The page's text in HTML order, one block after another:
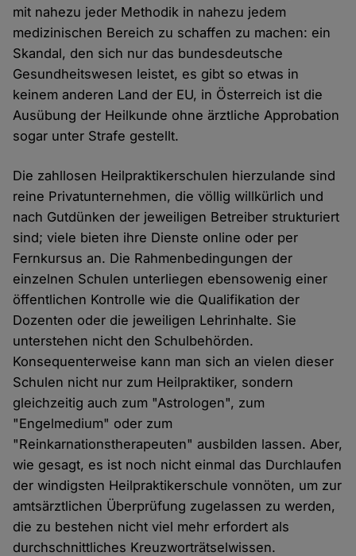
mit nahezu jeder Methodik in nahezu jedem
medizinischen Bereich zu schaffen zu machen: ein
Skandal, den sich nur das bundesdeutsche
Gesundheitswesen leistet, es gibt so etwas in
keinem anderen Land der EU, in Österreich ist die
Ausübung der Heilkunde ohne ärztliche Approbation
sogar unter Strafe gestellt.
Die zahllosen Heilpraktikerschulen hierzulande sind
reine Privatunternehmen, die völlig willkürlich und
nach Gutdünken der jeweiligen Betreiber strukturiert
sind; viele bieten ihre Dienste online oder per
Fernkursus an. Die Rahmenbedingungen der
einzelnen Schulen unterliegen ebensowenig einer
öffentlichen Kontrolle wie die Qualifikation der
Dozenten oder die jeweiligen Lehrinhalte. Sie
unterstehen nicht den Schulbehörden.
Konsequenterweise kann man sich an vielen dieser
Schulen nicht nur zum Heilpraktiker, sondern
gleichzeitig auch zum "Astrologen", zum
"Engelmedium" oder zum
"Reinkarnationstherapeuten" ausbilden lassen. Aber,
wie gesagt, es ist noch nicht einmal das Durchlaufen
der windigsten Heilpraktikerschule vonnöten, um zur
amtsärztlichen Überprüfung zugelassen zu werden,
die zu bestehen nicht viel mehr erfordert als
durchschnittliches Kreuzworträtselwissen.